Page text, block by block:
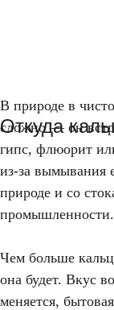
ВРЕМЯ ЧТЕНИЯ 5
КАЛЬЦИЙ В ВОДЕ
Откуда
В природе в
сложно — он
гипс, флюорит
из-за вымывания
природе и со
промышленности.
Чем больше
она будет. Вкус
меняется,